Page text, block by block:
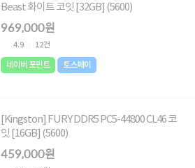
Beast 화이트 코잇 [32GB] (5600)
969,000원
4.9 12건
네이버 포인트 토스페이
[Kingston] FURY DDR5 PC5-44800 CL46 코
잇 [16GB] (5600)
459,000원